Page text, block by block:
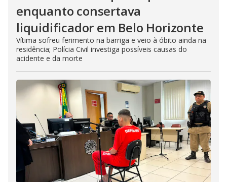
enquanto consertava
liquidificador em Belo Horizonte
Vítima sofreu ferimento na barriga e veio à óbito ainda na
residência; Polícia Civil investiga possíveis causas do
acidente e da morte